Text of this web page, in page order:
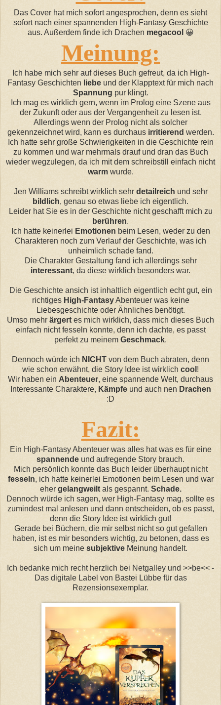
Das Cover hat mich sofort angesprochen, denn es sieht
sofort nach einer spannenden High-Fantasy Geschichte
aus. Außerdem finde ich Drachen megacool 😀
Meinung:
Ich habe mich sehr auf dieses Buch gefreut, da ich High-
Fantasy Geschichten liebe und der Klapptext für mich nach
Spannung pur klingt.
Ich mag es wirklich gern, wenn im Prolog eine Szene aus
der Zukunft oder aus der Vergangenheit zu lesen ist.
Allerdings wenn der Prolog nicht als solcher
gekennzeichnet wird, kann esdurchaus irritierend werden.
Ich hatte sehr große Schwierigkeiten in die Geschichte rein
zu kommen und war mehrmals drauf und dran das Buch
wieder wegzulegen, da ich mit dem schreibstill
einfach nicht
warm wurde.
Jen Williams schreibt wirklich sehr detailreich und sehr
bildlich, genau so etwas liebe ich eigentlich.
Leider hat Sie es in der Geschichte nicht geschafft mich zu
berühren.
Ich hatte keinerlei Emotionen beim Lesen, weder zu den
Charakteren noch zum Verlauf der Geschichte, was ich
unheimlich schade fand.
Die Charakter Gestaltung fand ich allerdings sehr
interessant, da diese wirklich besonders war.
Die Geschichte ansich ist inhaltlich eigentlich echtgut, ein
richtiges High-FantasyAbenteuer was keine
Liebesgeschichte oder Ähnlichesbenötigt.
Umso mehr ärgert es mich wirklich, dass mich dieses Buch
einfach nicht fesseln konnte, denn ich dachte, es passt
perfekt zu meinem Geschmack.
Dennoch würde ich NICHT von dem Buch abraten, denn
wie schon erwähnt, die Story Idee ist wirklich cool !
Wir haben ein Abenteuer, eine spannende Welt, durchaus
Interessante Charaktere, Kämpfe und auch nen Drachen
:D
Fazit:
Ein High-Fantasy Abenteuer was alles hat was es für eine
spannende und aufregende Story brauch.
Mich persönlich konnte das Buch leider überhaupt nicht
fesseln, ich hatte keinerlei Emotionen beim Lesen und war
eher gelangweilt als gespannt. Schade.
Dennoch würde ich sagen, wer High-Fantasy mag, sollte es
zumindestmal anlesen und dann entscheiden, ob es passt,
denn die Story Idee ist wirklich gut!
Gerade bei Büchern, die mir selbst nicht so gut gefallen
haben, ist es mir besonders wichtig, zu betonen, dass es
sich um meine subjektive Meinung handelt.
Ich bedanke mich recht herzlich bei Netgalley und >>be<< -
Dasdigitale Label von Bastei Lübbe für das
Rezensionsexemplar.